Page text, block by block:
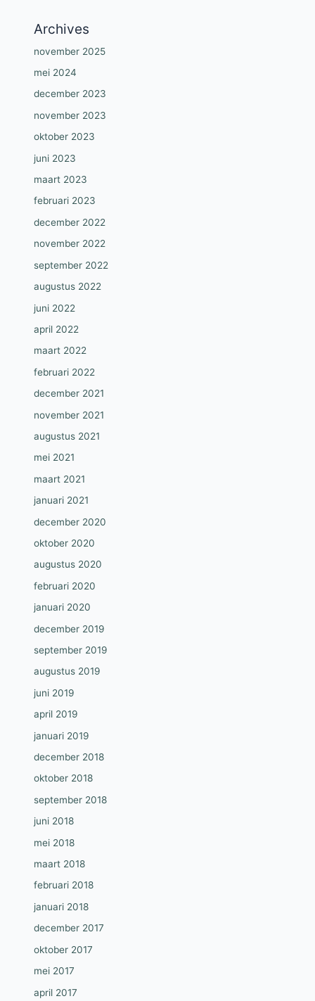
Archives
november 2025
mei 2024
december 2023
november 2023
oktober 2023
juni 2023
maart 2023
februari 2023
december 2022
november 2022
september 2022
augustus 2022
juni 2022
april 2022
maart 2022
februari 2022
december 2021
november 2021
augustus 2021
mei 2021
maart 2021
januari 2021
december 2020
oktober 2020
augustus 2020
februari 2020
januari 2020
december 2019
september 2019
augustus 2019
juni 2019
april 2019
januari 2019
december 2018
oktober 2018
september 2018
juni 2018
mei 2018
maart 2018
februari 2018
januari 2018
december 2017
oktober 2017
mei 2017
april 2017